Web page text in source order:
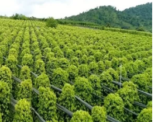
người thiệt mạng trong